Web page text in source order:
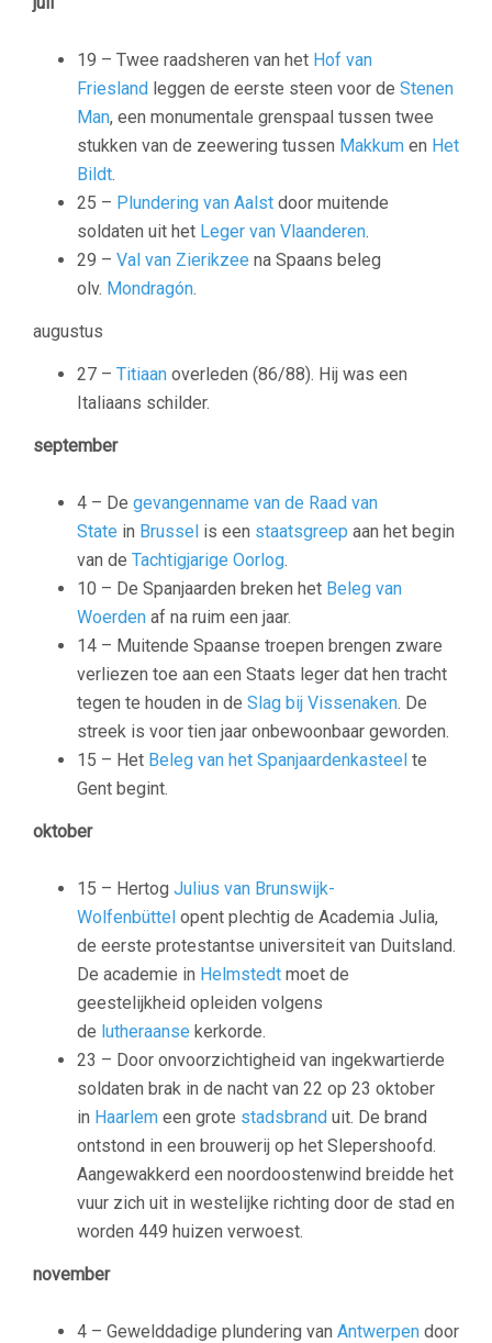
19 – Twee raadsheren van het Hof van
Friesland leggen de eerste steen voor de Stenen
Man, een monumentale grenspaal tussen twee
stukken van de zeewering tussen Makkum en Het
Bildt.
25 – Plundering van Aalst door muitende
soldaten uit het Leger van Vlaanderen.
29 – Val van Zierikzee na Spaans beleg
olv. Mondragón.
augustus
27 – Titiaan overleden (86/88). Hij was een
Italiaans schilder.
september
4 – De gevangenname van de Raad van
State in Brussel is een staatsgreep aan het begin
van de Tachtigjarige Oorlog.
10 – De Spanjaarden breken het Beleg van
Woerden af na ruim een jaar.
14 – Muitende Spaanse troepen brengen zware
verliezen toe aan een Staats leger dat hen tracht
tegen te houden in de Slag bij Vissenaken. De
streek is voor tien jaar onbewoonbaar geworden.
15 – Het Beleg van het Spanjaardenkasteel te
Gent begint.
oktober
15 – Hertog Julius van Brunswijk-
Wolfenbüttel opent plechtig de Academia Julia,
de eerste protestantse universiteit van Duitsland.
De academie in Helmstedt moet de
geestelijkheid opleiden volgens
de lutheraanse kerkorde.
23 – Door onvoorzichtigheid van ingekwartierde
soldaten brak in de nacht van 22 op 23 oktober
in Haarlem een grote stadsbrand uit. De brand
ontstond in een brouwerij op het Slepershoofd.
Aangewakkerd een noordoostenwind breidde het
vuur zich uit in westelijke richting door de stad en
worden 449 huizen verwoest.
november
4 – Gewelddadige plundering van Antwerpen door